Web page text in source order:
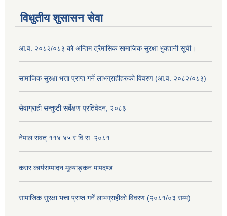
विधुतीय शुसासन सेवा
आ.व. २०८२/०८३ को अन्तिम त्रैमासिक सामाजिक सुरक्षा भुक्तानी सूची।
सामाजिक सुरक्षा भत्ता प्राप्त गर्ने लाभग्राहीहरुको विवरण (आ.व. २०८२/०८३)
सेवाग्राही सन्तुष्टी सर्बेक्षण प्रतिवेदन, २०८३
नेपाल संवत् ११४.४५ र वि.स. २०८१
करार कार्यसम्पादन मूल्याङ्कन मापदण्ड
सामाजिक सुरक्षा भत्ता प्राप्त गर्ने लाभग्राहीको विवरण (२०८१/०३ सम्म)